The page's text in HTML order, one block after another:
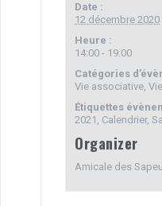
Date :
12 décembre 2020
Heure :
14:00 - 19:00
Catégories
Vie associative ,
Étiquettes
2021 Calendrier,
Organizer
Amicale des